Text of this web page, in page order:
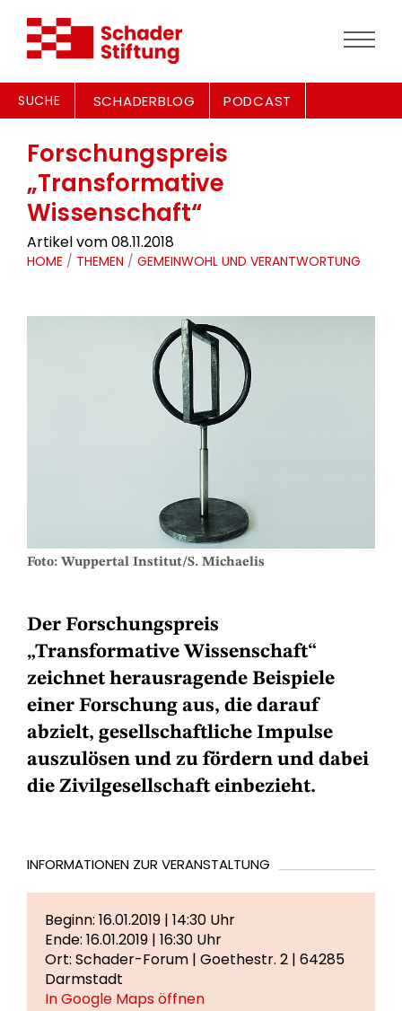
SUCHE SCHADERBLOG PODCAST
Forschungspreis
„Transformative
Wissenschaft“
Artikel vom 08.11.2018
HOME / THEMEN / GEMEINWOHL UND VERANTWORTUNG
Foto: Wuppertal Institut/S. Michaelis
Der Forschungspreis
„Transformative Wissenschaft“
zeichnet herausragende Beispiele
einer Forschung aus, die darauf
abzielt, gesellschaftliche Impulse
auszulösen und zu fördern und dabei
die Zivilgesellschaft einbezieht.
INFORMATIONEN ZUR VERANSTALTUNG
Beginn: 16.01.2019 | 14:30 Uhr
Ende: 16.01.2019 | 16:30 Uhr
Ort: Schader-Forum | Goethestr. 2 | 64285
Darmstadt
In Google Maps öffnen